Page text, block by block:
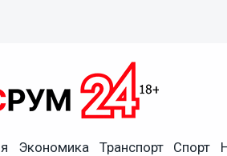
Экономика Транспорт Спорт
состоится
имени А. С.